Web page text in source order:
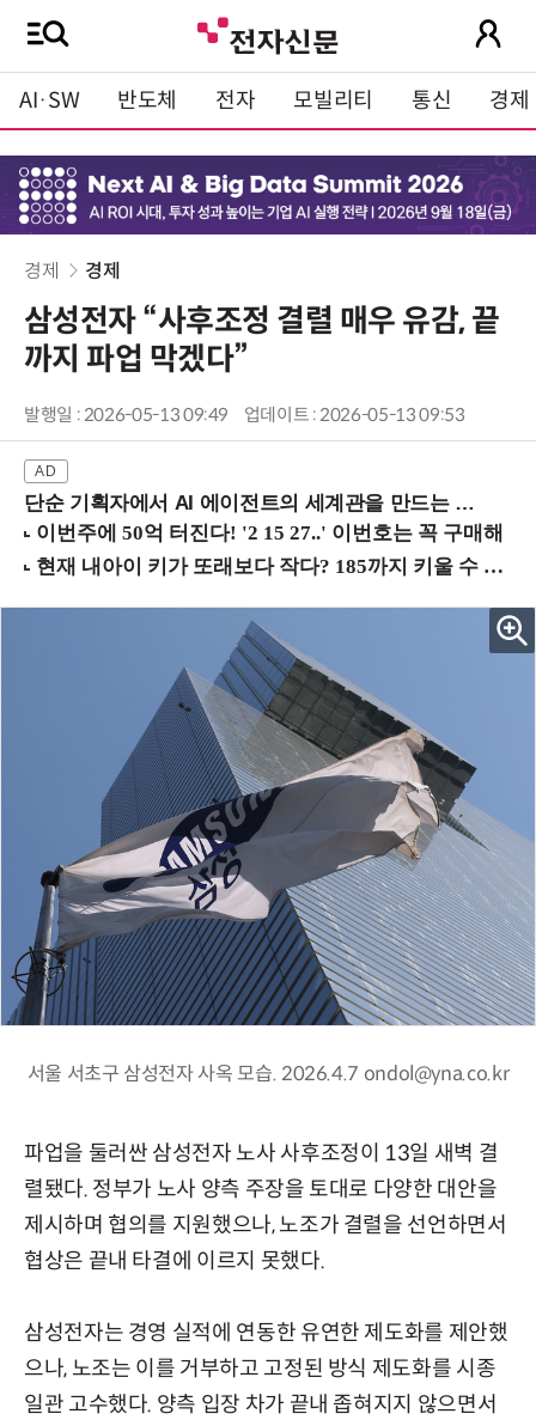
AI·SW 반도체 전자 모빌리티 통신 경제
경제 경제
삼성전자 “사후조정 결렬 매우 유감, 끝
까지 파업 막겠다”
발행일 : 2026-05-13 09:49 업데이트 : 2026-05-13 09:53
단순 기획자에서 AI 에이전트의 세계관을 만드는 지식 설계자로.. (8/20 강남역)
서울 서초구 삼성전자 사옥 모습. 2026.4.7 ondol@yna.co.kr
파업을 둘러싼 삼성전자 노사 사후조정이 13일 새벽 결
렬됐다. 정부가 노사 양측 주장을 토대로 다양한 대안을
제시하며 협의를 지원했으나, 노조가 결렬을 선언하면서
협상은 끝내 타결에 이르지 못했다.
삼성전자는 경영 실적에 연동한 유연한 제도화를 제안했
으나, 노조는 이를 거부하고 고정된 방식 제도화를 시종
일관 고수했다. 양측 입장 차가 끝내 좁혀지지 않으면서